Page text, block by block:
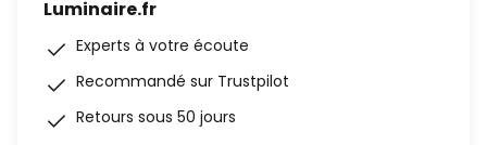
Luminaire.fr
Experts à votre écoute
Recommandé sur Trustpilot
Retours sous 50 jours